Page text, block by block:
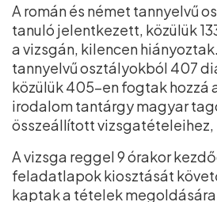
A román és német tannyelvű
tanuló jelentkezett, közülük
a vizsgán, kilencen
tannyelvű osztályokból 407
közülük 405-en fogtak hozzá
irodalom tantárgy magyar
összeállított
A vizsga reggel 9 órakor
feladatlapok kiosztását
kaptak a tételek